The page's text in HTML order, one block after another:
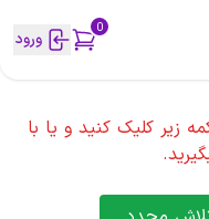
0 ورود
زیر کلیک کنید و یا با